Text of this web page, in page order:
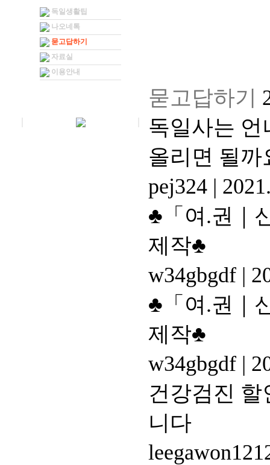
독일생활팁
나오네톡
묻고답하기
자료실
이용안내
묻고답하기
독일사는
올리면 될까
pej324 |
♣「여.권｜
제작♣
w34gbgdf |
♣「여.권｜
제작♣
w34gbgdf |
건강검진
니다